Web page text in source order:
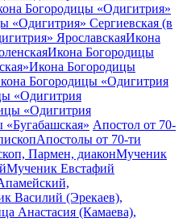
Богородицы «Одигитрия»
«Одигитрия» Сергиевская (в
ЯрославскаяИкона
Икона Богородицы
Икона Богородицы
Богородицы «Одигитрия
«Одигитрия
«Одигитрия
Апостол от 70-
Апостолы от 70-ти
Пармен, диаконМученик
Мученик Евстафий
Василий (Эрекаев),
Анастасия (Камаева),